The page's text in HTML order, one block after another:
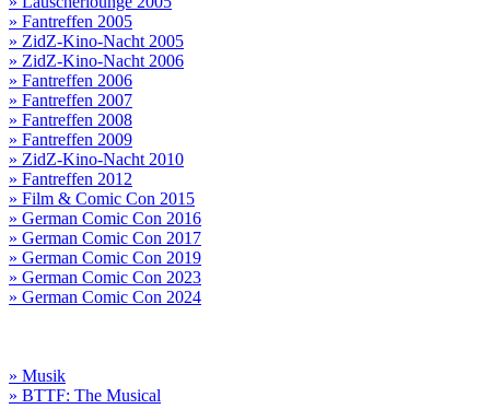
» Fantreffen 2005
» ZidZ-Kino-Nacht 2005
» ZidZ-Kino-Nacht 2006
» Fantreffen 2006
» Fantreffen 2007
» Fantreffen 2008
» Fantreffen 2009
» ZidZ-Kino-Nacht 2010
» Fantreffen 2012
» Film & Comic Con 2015
» German Comic Con 2016
» German Comic Con 2017
» German Comic Con 2019
» German Comic Con 2023
» German Comic Con 2024
» Musik
» BTTF: The Musical